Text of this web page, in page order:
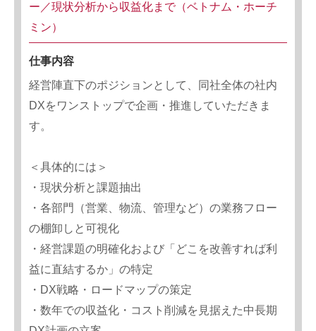
ー／現状分析から収益化まで（ベトナム・ホーチ
ミン）
仕事内容
経営陣直下のポジションとして、同社全体の社内
DXをワンストップで企画・推進していただきま
す。
＜具体的には＞
・現状分析と課題抽出
・各部門（営業、物流、管理など）の業務フロー
の棚卸しと可視化
・経営課題の明確化および「どこを改善すれば利
益に直結するか」の特定
・DX戦略・ロードマップの策定
・数年での収益化・コスト削減を見据えた中長期